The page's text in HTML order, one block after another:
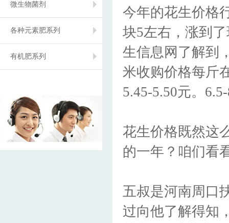
微生物菌剂
各种元素肥系列
有机肥系列
今年的花生价格
块5左右，涨到
生信息网了解到
米收购价格每斤
5.45-5.50元。
花生价格既然这
的一年？咱们看
五叔是河南周口
过向他了解得知